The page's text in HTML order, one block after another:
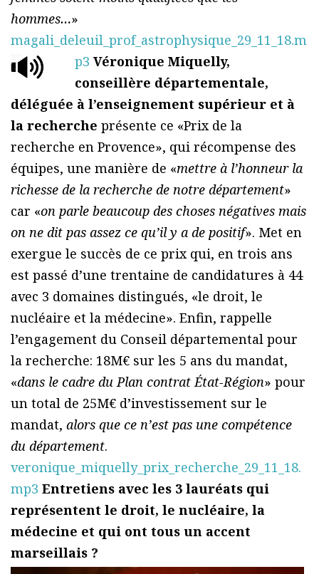
hommes…»
magali_deleuil_prof_astrophysique_29_11_18.m
p3 Véronique Miquelly,
conseillère départementale,
déléguée à l’enseignement supérieur et à
la recherche présente ce «Prix de la
recherche en Provence», qui récompense des
équipes, une manière de «mettre à l’honneur la
richesse de la recherche de notre département»
car «on parle beaucoup des choses négatives mais
on ne dit pas assez ce qu’il y a de positif». Met en
exergue le succès de ce prix qui, en trois ans
est passé d’une trentaine de candidatures à 44
avec 3 domaines distingués, «le droit, le
nucléaire et la médecine». Enfin, rappelle
l’engagement du Conseil départemental pour
la recherche: 18M€ sur les 5 ans du mandat,
«dans le cadre du Plan contrat État-Région» pour
un total de 25M€ d’investissement sur le
mandat, alors que ce n’est pas une compétence
du département.
veronique_miquelly_prix_recherche_29_11_18.
mp3 Entretiens avec les 3 lauréats qui
représentent le droit, le nucléaire, la
médecine et qui ont tous un accent
marseillais ?